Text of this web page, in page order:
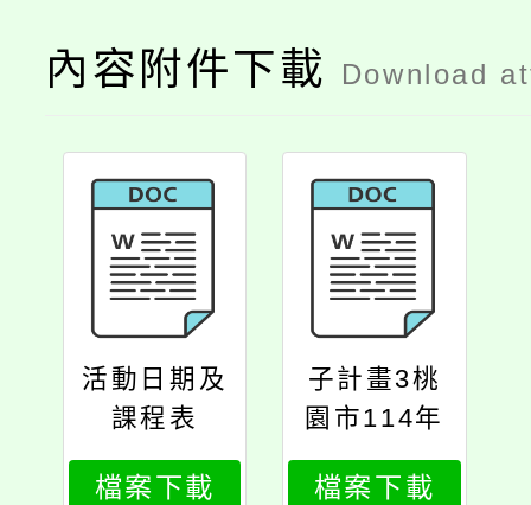
內容附件下載 Download
活動日期及
課程表
檔案下載
子計畫3桃
園市114年
濕地生態教
育教師增能
檔案下載